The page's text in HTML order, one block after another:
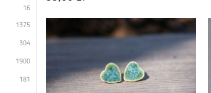
16
1375
304
1900
181